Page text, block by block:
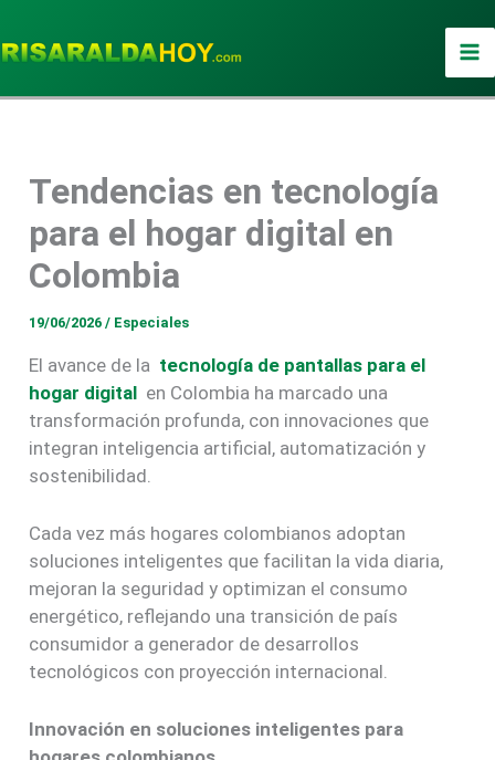
al
contenido
Tendencias en tecnología
para el hogar digital en
Colombia
19/06/2026/ Especiales
El avance de la tecnología de pantallas para el
hogar digital en Colombia ha marcado una
transformación profunda, con innovaciones que
integran inteligencia artificial, automatización y
sostenibilidad.
Cada vez más hogares colombianos adoptan
soluciones inteligentes que facilitan la vida diaria,
mejoran la seguridad y optimizan el consumo
energético, reflejando una transición de país
consumidor a generador de desarrollos
tecnológicos con proyección internacional.
Innovación en soluciones inteligentes para